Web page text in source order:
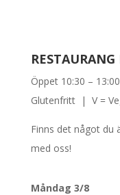
Öppet 10:30 –
Glutenfritt | V =
Finns det något du
med oss!
Måndag 3/8